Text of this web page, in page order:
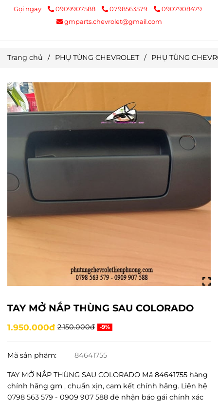
Gọi ngay 0909907588 0798563579
0907908479
gmparts.chevrolet@gmail.com
Trang chủ / PHỤ TÙNG CHEVROLET / PHỤ TÙNG
TAY MỞ NẮP THÙNG SAU COLORADO
1.950.000đ 2.150.000đ -9%
Mã sản phẩm: 84641755
TAY MỞ NẮP THÙNG SAU COLORADO Mã 84641755 hàng
chính hãng gm , chuẩn xịn, cam kết chính hãng. Liên hệ
0798 563 579 - 0909 907 588 để nhận báo gái chính xác